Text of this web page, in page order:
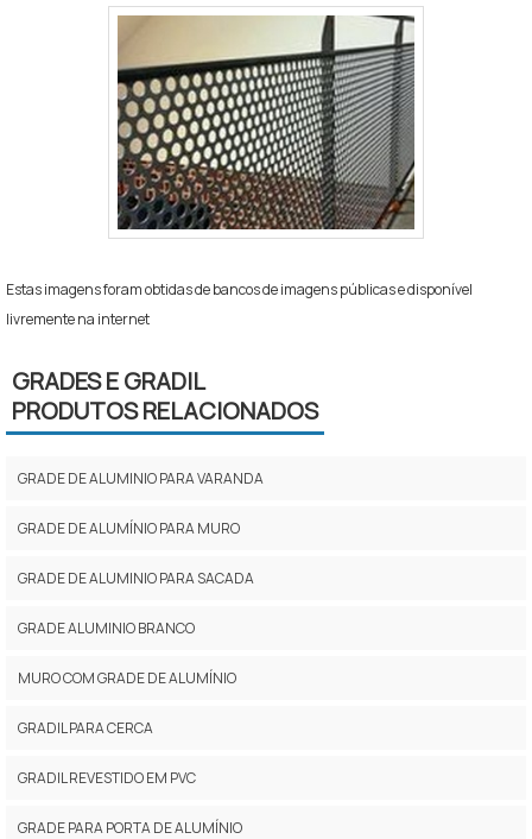
Estas imagens foram obtidas de bancos de imagens públicas e disponível
livremente na internet
GRADES E GRADIL
PRODUTOS RELACIONADOS
GRADE DE ALUMINIO PARA VARANDA
GRADE DE ALUMÍNIO PARA MURO
GRADE DE ALUMINIO PARA SACADA
GRADE ALUMINIO BRANCO
MURO COM GRADE DE ALUMÍNIO
GRADIL PARA CERCA
GRADIL REVESTIDO EM PVC
GRADE PARA PORTA DE ALUMÍNIO